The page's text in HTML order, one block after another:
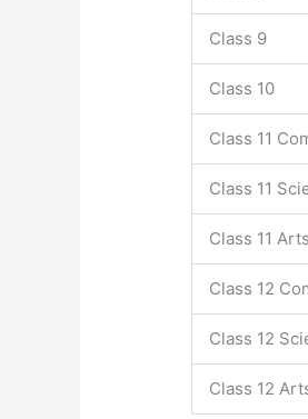
Class 9
Class 10
Class 11
Class 11
Class 11 Arts
Class 12
Class 12
Class 12